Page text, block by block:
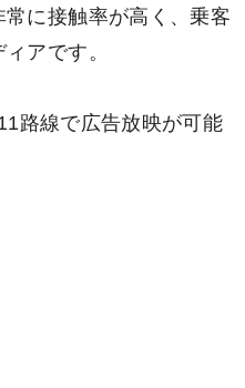
に接触率が高く、乗客
アです。
路線で広告放映が可能